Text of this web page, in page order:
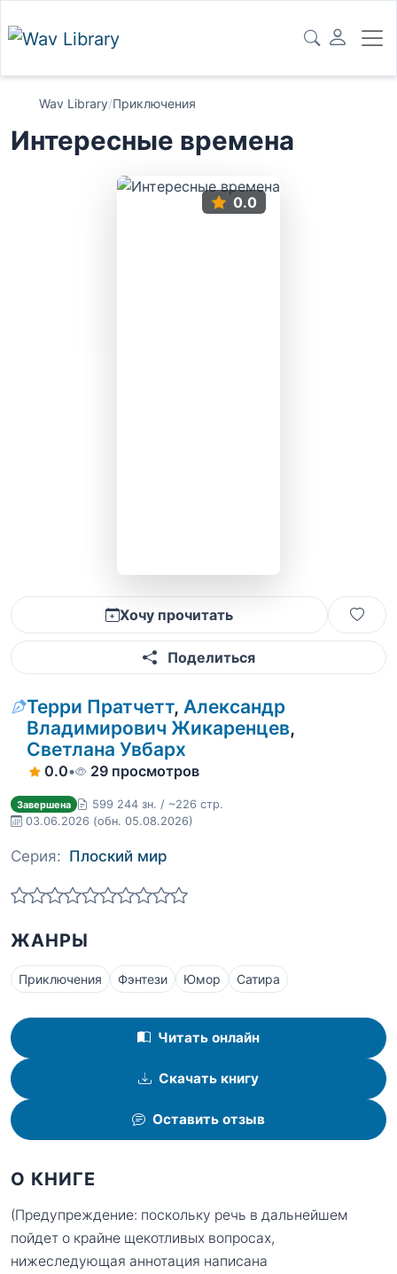
Wav Library/Приключения
Интересные времена
0.0
Хочу прочитать
Поделиться
Терри Пратчетт, Александр
Владимирович Жикаренцев,
Светлана Увбарх
0.0• 29 просмотров
Завершена
599 244 зн. / ~226 стр.
03.06.2026 (обн. 05.08.2026)
Серия: Плоский мир
ЖАНРЫ
Приключения Фэнтези Юмор Сатира
Читать онлайн
Скачать книгу
Оставить отзыв
О КНИГЕ
(Предупреждение: поскольку речь в дальнейшем
пойдет о крайне щекотливых вопросах,
нижеследующая аннотация написана